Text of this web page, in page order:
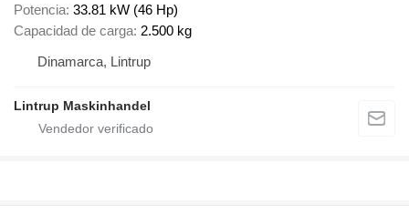
Potencia 33.81 kW (46 Hp)
Capacidad de carga 2.500 kg
Dinamarca, Lintrup
Lintrup Maskinhandel